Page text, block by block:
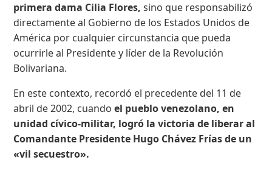
primera dama Cilia Flores, sino que responsabilizó
directamente al Gobierno de los Estados Unidos de
América por cualquier circunstancia que pueda
ocurrirle al Presidente y líder de la Revolución
Bolivariana.
En este contexto, recordó el precedente del 11 de
abril de 2002, cuando el pueblo venezolano, en
unidad cívico-militar, logró la victoria de liberar al
Comandante Presidente Hugo Chávez Frías de un
«vil secuestro».